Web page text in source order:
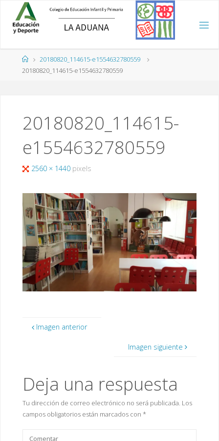
contenido
Página
de
20180820_114615-e1554632780559
20180820_114615-e1554632780559
20180820_114615-
e1554632780559
Tamaño
2560 × 1440 pixels
Imagen anterior
Imagen siguiente
Deja una respuesta
Tu dirección de correo electrónico no será publicada. Los
campos obligatorios están marcados con *